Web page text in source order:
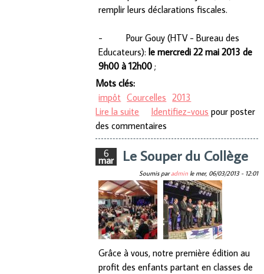
remplir leurs déclarations fiscales.
-
Pour Gouy (HTV - Bureau des
Educateurs): le mercredi 22 mai 2013 de
9h00 à 12h00 ;
Mots clés:
impôt Courcelles 2013
Lire la suite de Déclarations d’impôt
exercice 2013
Identifiez-vous pour poster
des commentaires
6
mar Le Souper du Collège
Soumis paradmin le mer, 06/03/2013 - 12:01
Grâce à vous, notre première édition au
profit des enfants partant en classes de